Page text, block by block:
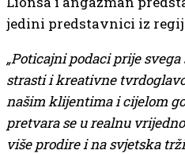
jedini predstavnici iz
„Poticajni podaci prije
strasti i kreativne
našim klijentima i cijelom
pretvara se u realnu
više prodire i na svjetska